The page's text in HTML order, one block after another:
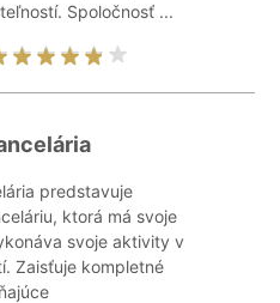
Spoločnosť ...
predstavuje
ktorá má svoje
svoje aktivity v
Zaisťuje kompletné